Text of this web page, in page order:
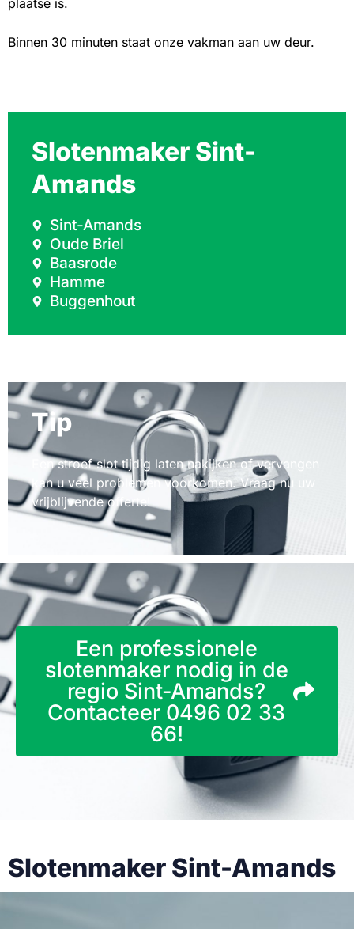
Binnen 30 minuten staat onze vakman aan uw deur.
Slotenmaker Sint-
Amands
Sint-Amands
Oude Briel
Baasrode
Hamme
Buggenhout
Tip
Een stroef slot tijdig laten nakijken of vervangen
kan u veel problemen voorkomen. Vraag nu uw
vrijblijvende offerte!
Een professionele
slotenmaker nodig in de
regio Sint-Amands?
Contacteer 0496 02 33
66!
Slotenmaker Sint-Amands